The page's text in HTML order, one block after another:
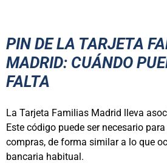
PIN DE LA TARJETA
MADRID: CUÁNDO
FALTA
La Tarjeta Familias Madrid lleva
Este código puede ser necesario
compras, de forma similar a lo que
bancaria habitual.